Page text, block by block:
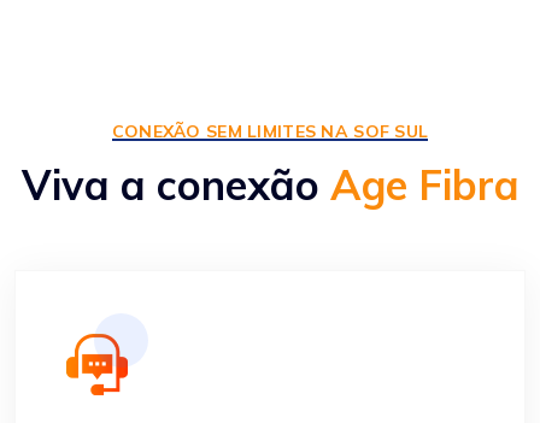
CONEXÃO SEM LIMITES NA SOF SUL
Viva a conexão Age Fibra